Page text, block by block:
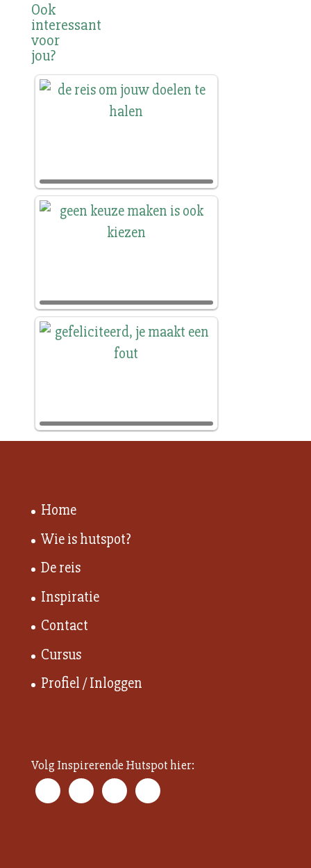
Ook
interessant
voor
jou?
Home
Wie is hutspot?
De reis
Inspiratie
Contact
Cursus
Profiel / Inloggen
Volg Inspirerende Hutspot hier: